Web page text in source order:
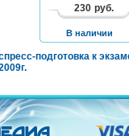
подготовка к
230 руб.
В наличии